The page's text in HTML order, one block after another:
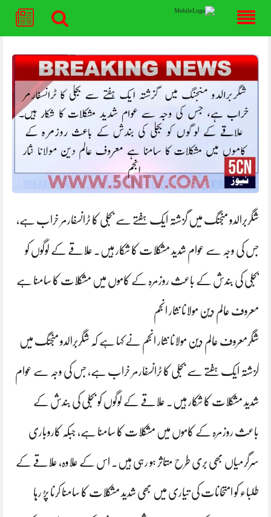
content
شگربرالدو منجنگ میں گزشتہ ایک ہفتے سے بجلی کا ٹرانسفارمر خراب ہے،
جس کی وجہ سے عوام شدید مشکلات کا شکار ہیں۔ علاقے کے لوگوں کو
بجلی کی بندش کے باعث روزمرہ کے کاموں میں مشکلات کا سامنا ہے
معروف عالم دین مولانا نثار انجم
شگرمعروف عالم دین مولانا نثار انجم نے کہا ہے کہ شگربرالدو منجنگ میں
گزشتہ ایک ہفتے سے بجلی کا ٹرانسفارمر خراب ہے، جس کی وجہ سے عوام
شدید مشکلات کا شکار ہیں۔ علاقے کے لوگوں کو بجلی کی بندش کے
باعث روزمرہ کے کاموں میں مشکلات کا سامنا ہے، جبکہ کاروباری
سرگرمیاں بھی بری طرح متاثر ہو رہی ہیں۔ اس کے علاوہ، علاقے کے
طلباء کو امتحانات کی تیاری میں بھی شدید مشکلات کا سامنا کرنا پڑ رہا